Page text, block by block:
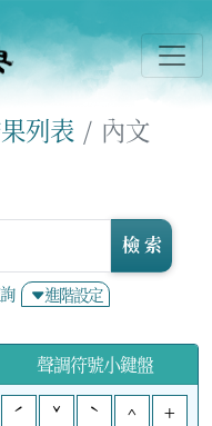
列表 內文
進階設定
檢 索
聲調符號小鍵盤
ˊ
ˇ ˋ ^ +